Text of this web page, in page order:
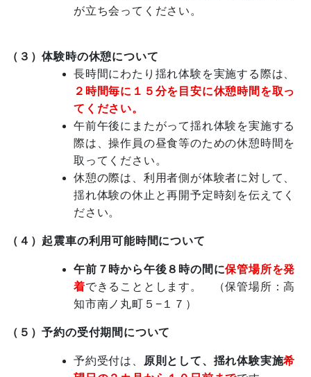
が立ち会ってください。
（３）体験時の休憩について
長時間にわたり揺れ体験を実施する際は、
２時間毎に１５分を目安に休憩時間を取っ
てください。
午前午後にまたがって揺れ体験を実施する
際は、操作員の昼食等のための休憩時間を
取ってください。
休憩の際は、利用者側が体験者に対して、
揺れ体験の休止と再開予定時刻を伝えてく
ださい。
（４）起震車の利用可能時間について
午前７時から午後８時の間に保管場所を発
着できることとします。 （保管場所：高
知市南ノ丸町５−１７）
（５）予約の受付期間について
予約受付は、 原則として、揺れ体験実施希